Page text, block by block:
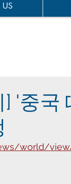
US
'중국
world/